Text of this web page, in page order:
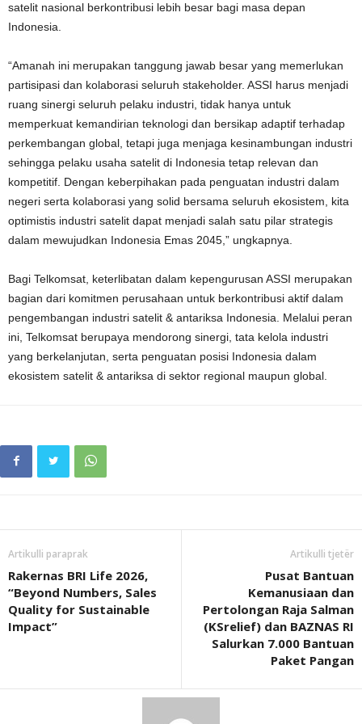
satelit nasional berkontribusi lebih besar bagi masa depan
Indonesia.
“Amanah ini merupakan tanggung jawab besar yang memerlukan
partisipasi dan kolaborasi seluruh stakeholder. ASSI harus menjadi
ruang sinergi seluruh pelaku industri, tidak hanya untuk
memperkuat kemandirian teknologi dan bersikap adaptif terhadap
perkembangan global, tetapi juga menjaga kesinambungan industri
sehingga pelaku usaha satelit di Indonesia tetap relevan dan
kompetitif. Dengan keberpihakan pada penguatan industri dalam
negeri serta kolaborasi yang solid bersama seluruh ekosistem, kita
optimistis industri satelit dapat menjadi salah satu pilar strategis
dalam mewujudkan Indonesia Emas 2045,” ungkapnya.
Bagi Telkomsat, keterlibatan dalam kepengurusan ASSI merupakan
bagian dari komitmen perusahaan untuk berkontribusi aktif dalam
pengembangan industri satelit & antariksa Indonesia. Melalui peran
ini, Telkomsat berupaya mendorong sinergi, tata kelola industri
yang berkelanjutan, serta penguatan posisi Indonesia dalam
ekosistem satelit & antariksa di sektor regional maupun global.
Artikulli paraprak
Rakernas BRI Life 2026,
“Beyond Numbers, Sales
Quality for Sustainable
Impact”
Artikulli tjetër
Pusat Bantuan
Kemanusiaan dan
Pertolongan Raja Salman
(KSrelief) dan BAZNAS RI
Salurkan 7.000 Bantuan
Paket Pangan